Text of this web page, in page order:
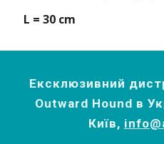
L = 30 cm
Ексклюзивний
Outward Hound в
Київ,